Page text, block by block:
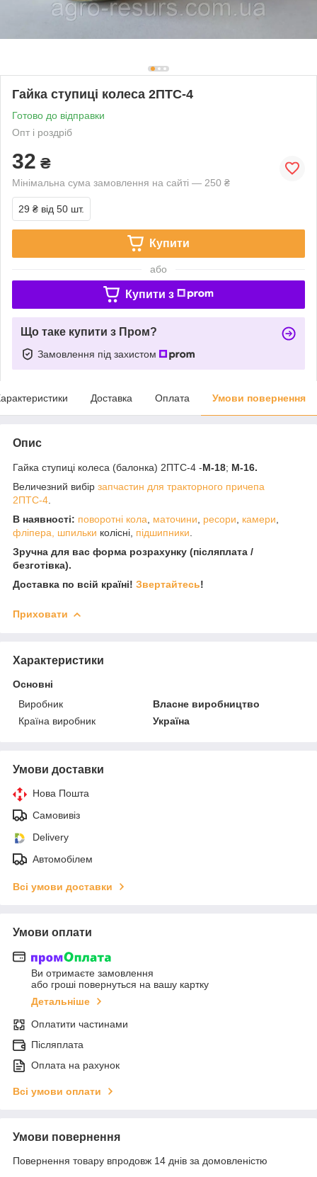
Гайка ступиці колеса 2ПТС-4
Готово до відправки
Опт і роздріб
32 ₴
Мінімальна сума замовлення на сайті — 250 ₴
29 ₴ від 50 шт.
Купити
або
Купити з
Що таке купити з Пром?
Замовлення під захистом
Доставка Оплата Умови повернення
Опис
Гайка ступиці колеса (балонка) 2ПТС-4 -М-18; М-16.
Величезний вибір запчастин для тракторного причепа
2ПТС-4
В наявності: поворотні кола маточини ресори камери
фліпера
шпильки колісні, підшипники
Зручна для вас форма розрахунку (післяплата /
безготівка).
Доставка по всій країні! Звертайтесь!
Приховати
Характеристики
Основні
Виробник
Власне виробництво
Країна виробник
Україна
Умови доставки
Нова Пошта
Самовивіз
Delivery
Автомобілем
Всі умови доставки
Умови оплати
Ви отримаєте замовлення
або гроші повернуться на вашу картку
Детальніше
Оплатити частинами
Післяплата
Оплата на рахунок
Всі умови оплати
Умови повернення
Повернення товару впродовж 14 днів за домовленістю